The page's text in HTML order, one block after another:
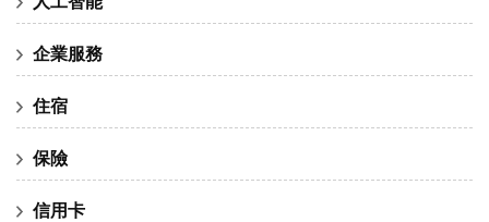
企業服務
住宿
保險
信用卡